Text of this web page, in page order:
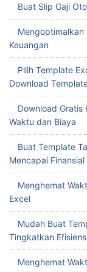
Buat Slip Gaji
Mengoptimalkan
Keuangan
Pilih Template
Download
Download Gratis
Waktu dan Biaya
Buat Template
Mencapai Finansial
Menghemat
Excel
Mudah Buat
Tingkatkan
Menghemat